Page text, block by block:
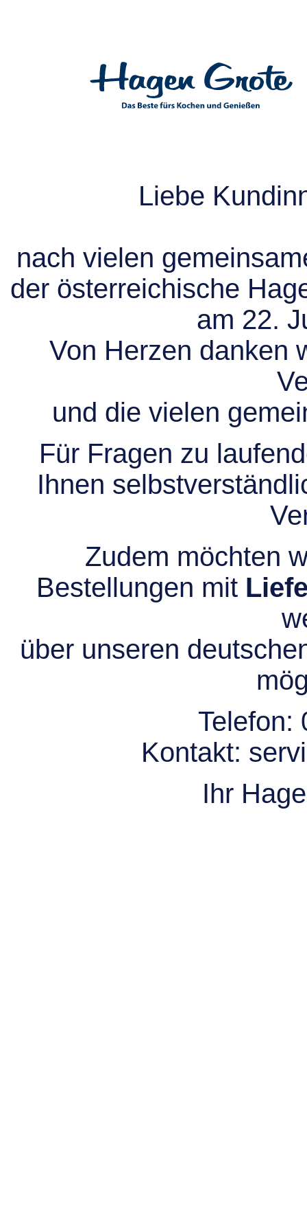
Liebe
nach vielen
der österreichische
am 22.
Von Herzen danken
und die vielen
Für Fragen zu
Ihnen
Zudem möchten
Bestellungen mit
über unseren
Telefon:
Kontakt:
Ihr